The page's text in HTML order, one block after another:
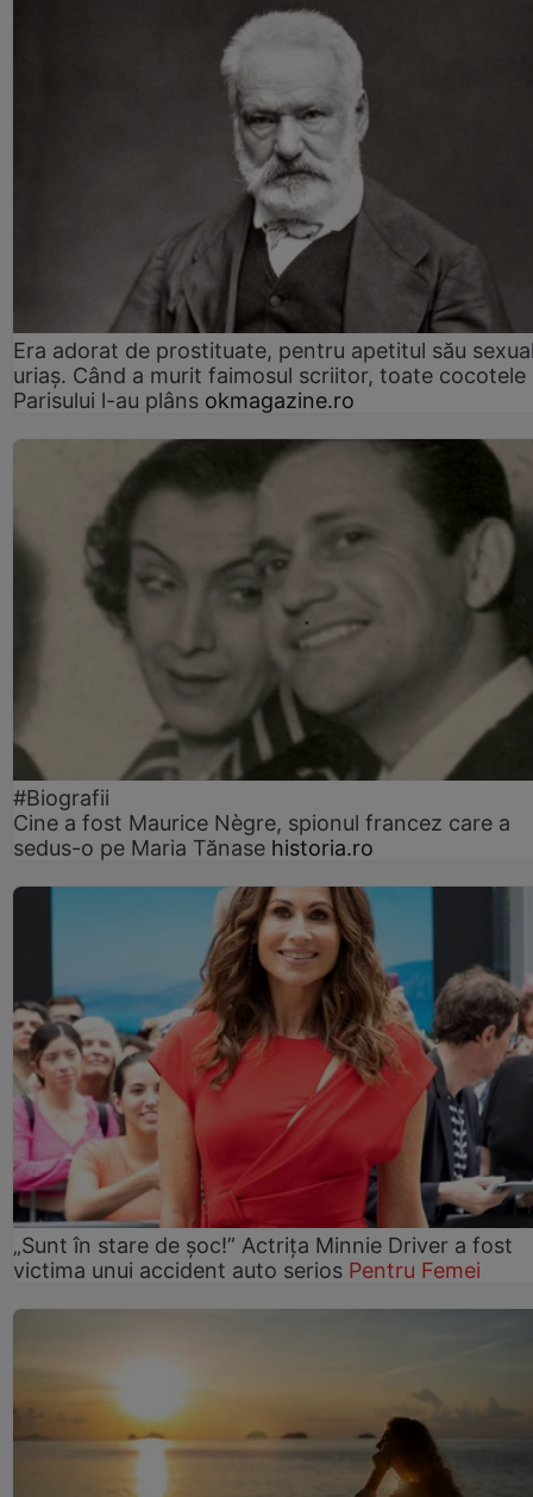
Era adorat de prostituate, pentru apetitul său
uriaș. Când a murit faimosul scriitor, toate cocotele
Parisului l-au plâns okmagazine.ro
#Biografii
Cine a fost Maurice Nègre, spionul francez care a
sedus-o pe Maria Tănase historia.ro
„Sunt în stare de șoc!” Actrița Minnie Driver a fost
victima unui accident auto serios Pentru Femei